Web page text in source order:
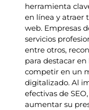
herramienta
en línea y atraer
web. Empresas
servicios
entre otros,
para destacar
competir en un
digitalizado. Al
efectivas de
aumentar su